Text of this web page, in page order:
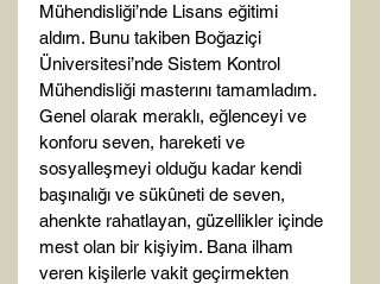
Mühendisliği’nde Lisans eğitimi
aldım. Bunu takiben Boğaziçi
Üniversitesi’nde Sistem Kontrol
Mühendisliği masterını tamamladım.
Genel olarak meraklı, eğlenceyi ve
konforu seven, hareketi ve
sosyalleşmeyi olduğu kadar kendi
başınalığı ve sükûneti de seven,
ahenkte rahatlayan, güzellikler içinde
mest olan bir kişiyim. Bana ilham
veren kişilerle vakit geçirmekten